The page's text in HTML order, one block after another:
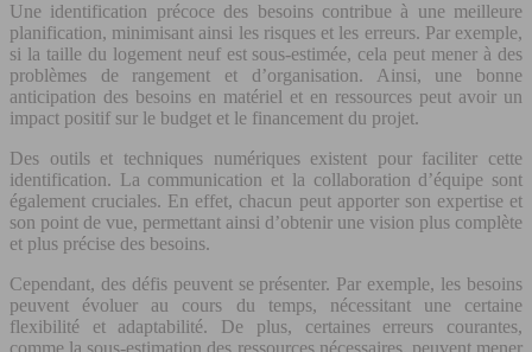
Une identification précoce des besoins contribue à une meilleure
planification, minimisant ainsi les risques et les erreurs. Par exemple,
si la taille du logement neuf est sous-estimée, cela peut mener à des
problèmes de rangement et d’organisation. Ainsi, une bonne
anticipation des besoins en matériel et en ressources peut avoir un
impact positif sur le budget et le financement du projet.
Des outils et techniques numériques existent pour faciliter cette
identification. La communication et la collaboration d’équipe sont
également cruciales. En effet, chacun peut apporter son expertise et
son point de vue, permettant ainsi d’obtenir une vision plus complète
et plus précise des besoins.
Cependant, des défis peuvent se présenter. Par exemple, les besoins
peuvent évoluer au cours du temps, nécessitant une certaine
flexibilité et adaptabilité. De plus, certaines erreurs courantes,